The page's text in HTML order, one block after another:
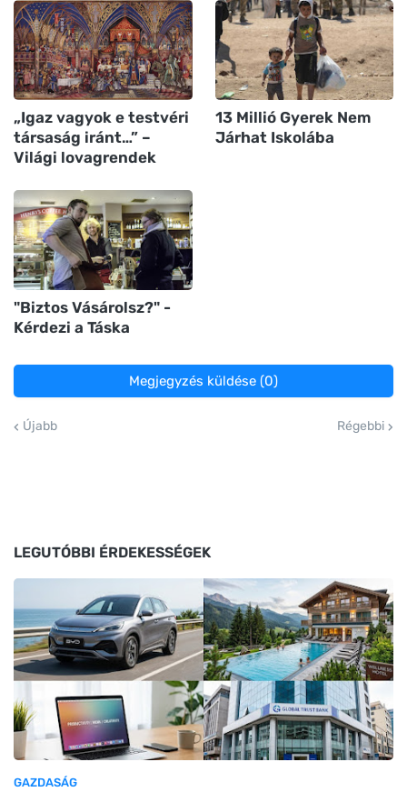
„Igaz vagyok e testvéri
társaság iránt…” –
Világi lovagrendek
13 Millió Gyerek Nem
Járhat Iskolába
"Biztos Vásárolsz?" -
Kérdezi a Táska
Megjegyzés küldése (0)
Újabb Régebbi
LEGUTÓBBI ÉRDEKESSÉGEK
GAZDASÁG